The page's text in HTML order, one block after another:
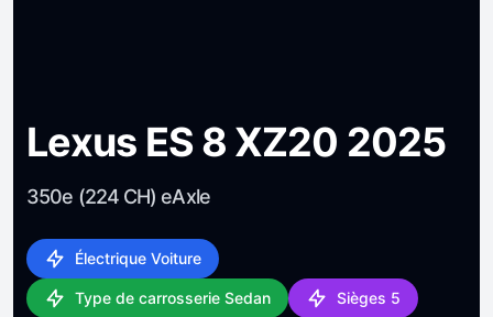
Lexus ES 8 XZ20 2025
350e (224 CH) eAxle
Électrique Voiture
Type de carrosserie Sedan Sièges 5